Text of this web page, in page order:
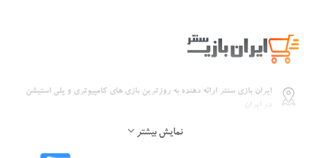
ایران بازی سنتر ارائه دهنده به روزترین بازی های کامپیوتری و پلی استیشن
در ایران
نمایش بیشتر